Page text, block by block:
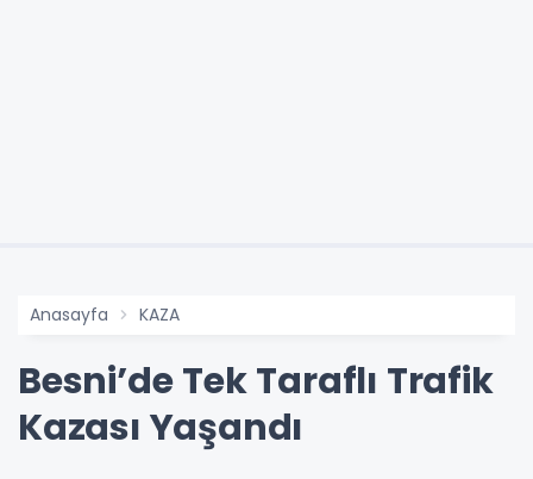
Anasayfa KAZA
Besni’de Tek Taraflı Trafik
Kazası Yaşandı